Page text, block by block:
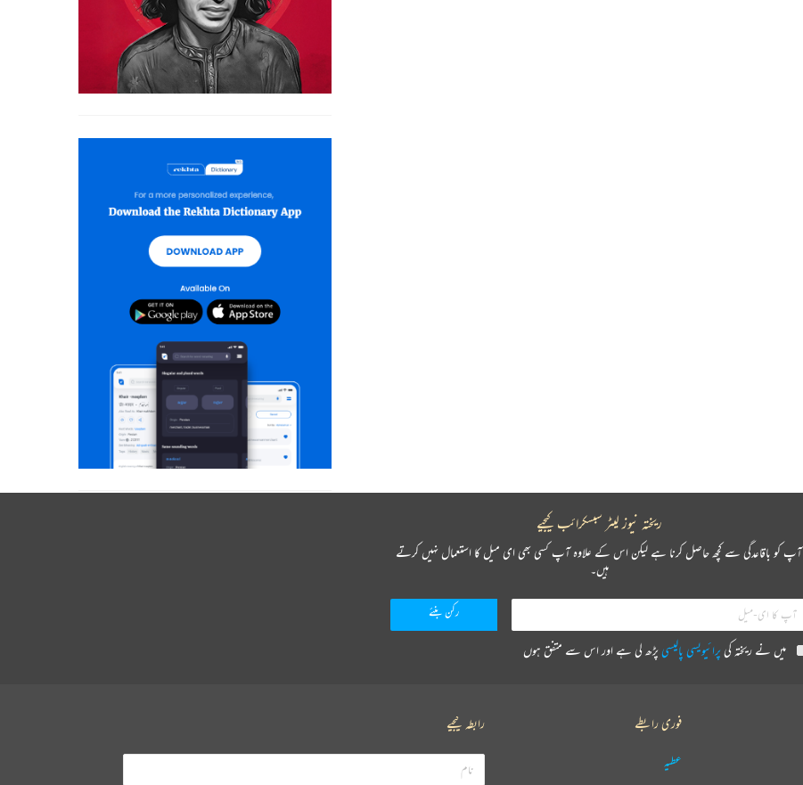
ریختہ نیوز لیٹر سبسکرائب کیجیے
آپ کو باقاعدگی سے کچھ حاصل کرنا ہے لیکن اس کے علاوہ آپ کسی بھی ای میل کا استعمال نہیں کرتے
ہیں۔
میں نے ریختہ کی پرائیویسی پالیسی پڑھ لی ہے اور اس سے متفق ہوں
فوری رابطے
عطیہ
رابطہ کیجیے